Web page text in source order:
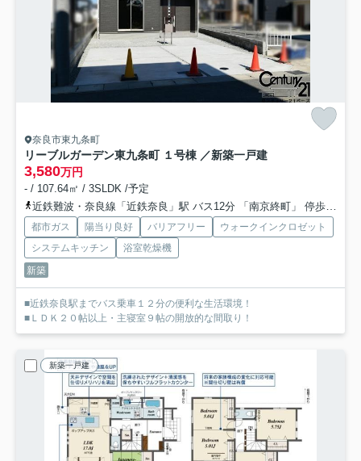
奈良市東九条町
リーブルガーデン東九条町 １号棟 ／新築一戸建
3,580万円
- / 107.64㎡ / 3SLDK /予定
近鉄難波・奈良線「近鉄奈良」駅 バス12分 「南京終町」 停歩6分
都市ガス 陽当り良好 バリアフリー
ウォークインクロゼット
システムキッチン
浴室乾燥機
新築
■近鉄奈良駅までバス乗車１２分の便利な生活環境！
■ＬＤＫ２０帖以上・主寝室９帖の開放的な間取り！
新築一戸建